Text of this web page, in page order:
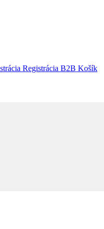
Registrácia B2B Košík